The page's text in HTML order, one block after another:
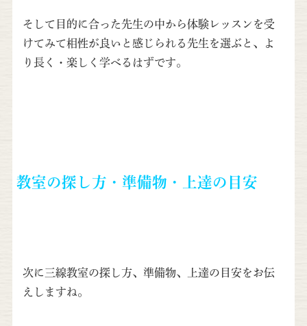
そして目的に合った先生の中から体験レッスンを受
けてみて相性が良いと感じられる先生を選ぶと、よ
り長く・楽しく学べるはずです。
教室の探し方・準備物・上達の目安
次に三線教室の探し方、準備物、上達の目安をお伝
えしますね。